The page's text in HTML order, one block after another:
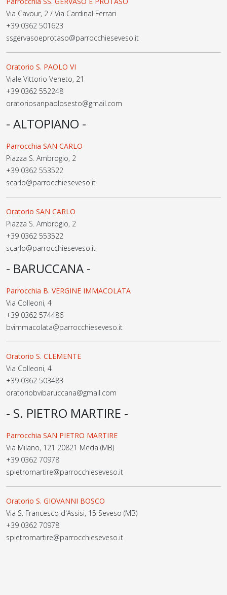
Via Cavour, 2 / Via Cardinal Ferrari
+39 0362 501623
ssgervasoeprotaso@parrocchieseveso.it
Oratorio S. PAOLO VI
Viale Vittorio Veneto, 21
+39 0362 552248
oratoriosanpaolosesto@gmail.com
- ALTOPIANO -
Parrocchia SAN CARLO
Piazza S. Ambrogio, 2
+39 0362 553522
scarlo@parrocchieseveso.it
Oratorio SAN CARLO
Piazza S. Ambrogio, 2
+39 0362 553522
scarlo@parrocchieseveso.it
- BARUCCANA -
Parrocchia B. VERGINE IMMACOLATA
Via Colleoni, 4
+39 0362 574486
bvimmacolata@parrocchieseveso.it
Oratorio S. CLEMENTE
Via Colleoni, 4
+39 0362 503483
oratoriobvibaruccana@gmail.com
- S. PIETRO MARTIRE -
Parrocchia SAN PIETRO MARTIRE
Via Milano, 121 20821 Meda (MB)
+39 0362 70978
spietromartire@parrocchieseveso.it
Oratorio S. GIOVANNI BOSCO
Via S. Francesco d'Assisi, 15 Seveso (MB)
+39 0362 70978
spietromartire@parrocchieseveso.it